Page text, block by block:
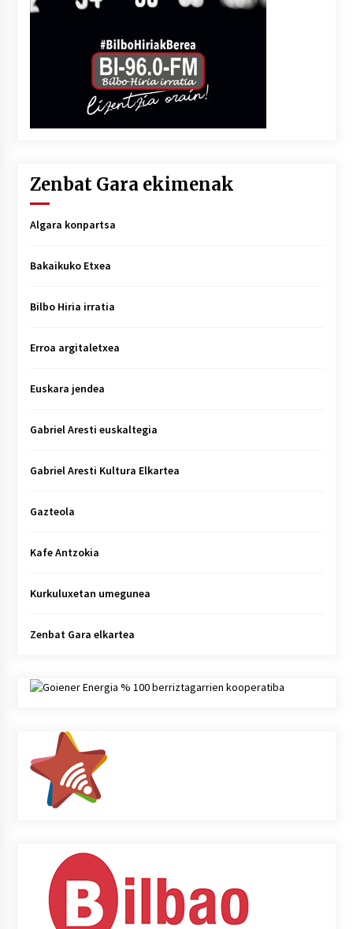
Zenbat Gara ekimenak
Algara konpartsa
Bakaikuko Etxea
Bilbo Hiria irratia
Erroa argitaletxea
Euskara jendea
Gabriel Aresti euskaltegia
Gabriel Aresti Kultura Elkartea
Gazteola
Kafe Antzokia
Kurkuluxetan umegunea
Zenbat Gara elkartea